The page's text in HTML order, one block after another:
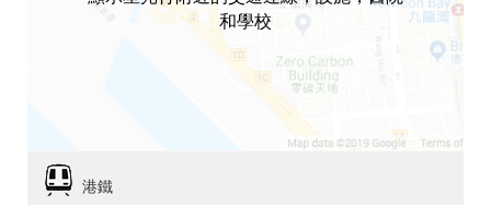
和學校
港鐵